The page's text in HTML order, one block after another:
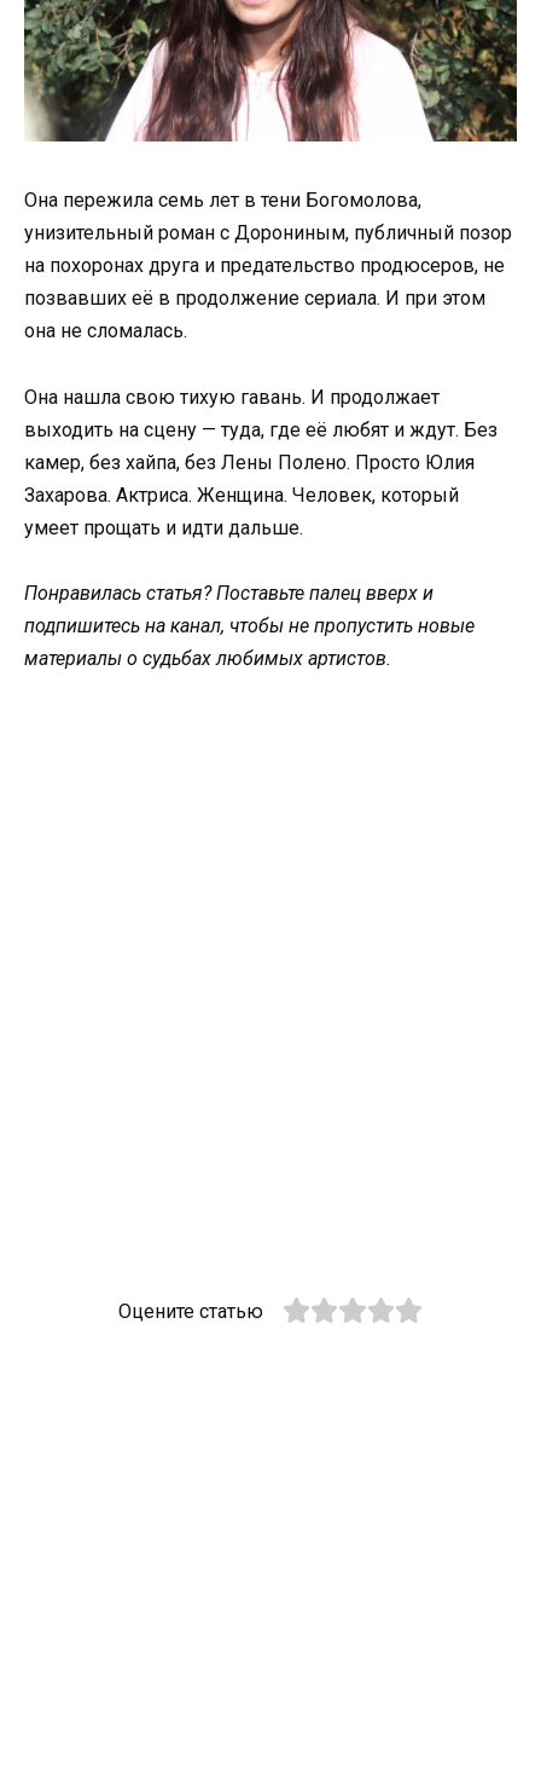
Она пережила семь лет в тени Богомолова,
унизительный роман с Дорониным, публичный позор
на похоронах друга и предательство продюсеров, не
позвавших её в продолжение сериала. И при этом
она не сломалась.
Она нашла свою тихую гавань. И продолжает
выходить на сцену — туда, где её любят и ждут. Без
камер, без хайпа, без Лены Полено. Просто Юлия
Захарова. Актриса. Женщина. Человек, который
умеет прощать и идти дальше.
Понравилась статья? Поставьте палец вверх и
подпишитесь на канал, чтобы не пропустить новые
материалы о судьбах любимых артистов.
Оцените статью